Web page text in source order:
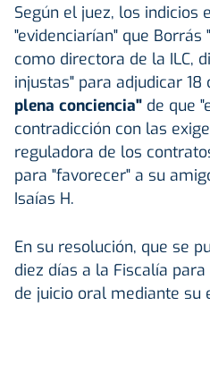
Según el juez, los indicios
"evidenciarían" que Borrás
como directora de la ILC,
injustas" para adjudicar
plena conciencia" de que
contradicción con las
reguladora de los
para "favorecer" a su
Isaías H.
En su resolución, que se
diez días a la Fiscalía
de juicio oral mediante su